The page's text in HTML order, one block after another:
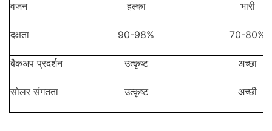
वजन हल्का भारी
दक्षता 90-98% 70-80%
बैकअप प्रदर्शन उत्कृष्ट अच्छा
सोलर संगतता उत्कृष्ट अच्छी